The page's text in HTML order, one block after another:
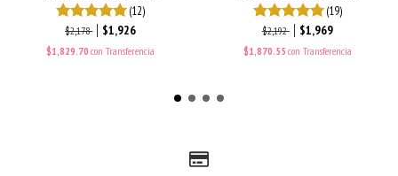
(12)
$2,178 $1,926
$1,829.70con Transferencia
(19)
$2,192 $1,969
$1,870.55 con Transferencia